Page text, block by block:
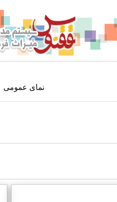
نمای عمومی